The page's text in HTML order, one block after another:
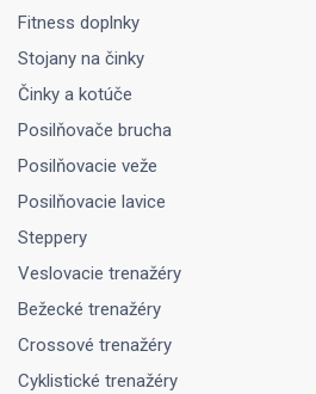
Fitness doplnky
Stojany na činky
Činky a kotúče
Posilňovače brucha
Posilňovacie veže
Posilňovacie lavice
Steppery
Veslovacie trenažéry
Bežecké trenažéry
Crossové trenažéry
Cyklistické trenažéry